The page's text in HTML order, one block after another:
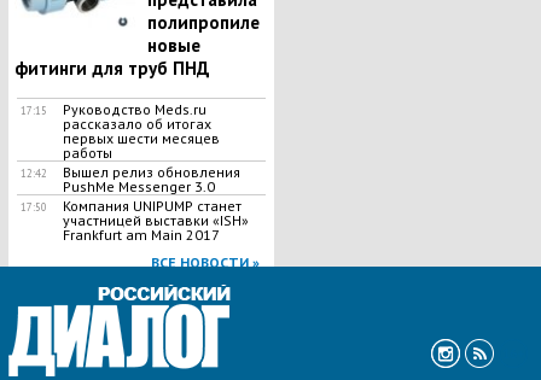
полипропиле
новые
фитинги для труб ПНД
17:15
Руководство Meds.ru
рассказало об итогах
первых шести месяцев
работы
12:42
Вышел релиз обновления
PushMe Messenger 3.0
17:50
Компания UNIPUMP станет
участницей выставки «ISH»
Frankfurt am Main 2017
ВСЕ НОВОСТИ »